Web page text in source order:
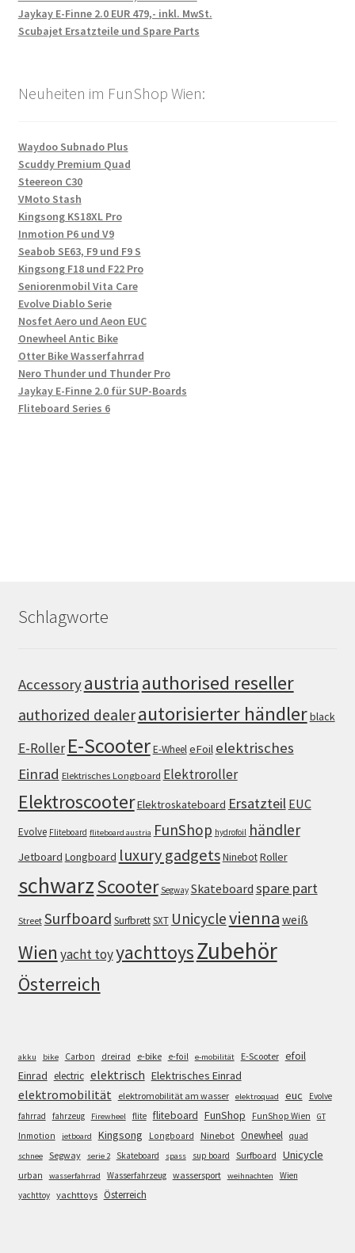
Jaykay E-Finne 2.0 EUR 479,- inkl. MwSt.
Scubajet Ersatzteile und Spare Parts
Neuheiten im FunShop Wien:
Waydoo Subnado Plus
Scuddy Premium Quad
Steereon C30
VMoto Stash
Kingsong KS18XL Pro
Inmotion P6 und V9
Seabob SE63, F9 und F9 S
Kingsong F18 und F22 Pro
Seniorenmobil Vita Care
Evolve Diablo Serie
Nosfet Aero und Aeon EUC
Onewheel Antic Bike
Otter Bike Wasserfahrrad
Nero Thunder und Thunder Pro
Jaykay E-Finne 2.0 für SUP-Boards
Fliteboard Series 6
Schlagworte
Accessoryaustria authorised reseller
authorized dealerautorisierter händlerblack
E-Roller E-ScooterE-WheeleFoil elektrisches
Einrad Elektrisches Longboard Elektroroller
ElektroscooterElektroskateboard Ersatzteil EUC
Evolve Fliteboard fliteboard austria FunShop hydrofoil händler
Jetboard Longboard luxury gadgetsNinebotRoller
schwarzScooter Segway Skateboard spare part
Street Surfboard SurfbrettSXT Unicyclevienna weiß
Wien yacht toyyachttoysZubehör
Österreich
akku bike Carbon dreirad e-bike e-foil e-mobilität E-Scooter efoil
Einrad electric elektrisch Elektrisches Einrad
elektromobilität elektromobilität am wasser elektroquad euc
Evolve
fahrrad
fahrzeug Firewheel flite fliteboard FunShop FunShop Wien GT
Inmotion jetboard Kingsong Longboard Ninebot Onewheel quad
schnee Segway serie 2 Skateboard spass sup board Surfboard Unicycle
urban wasserfahrrad Wasserfahrzeug wassersport weihnachten
Wien
yachttoy yachttoys Österreich